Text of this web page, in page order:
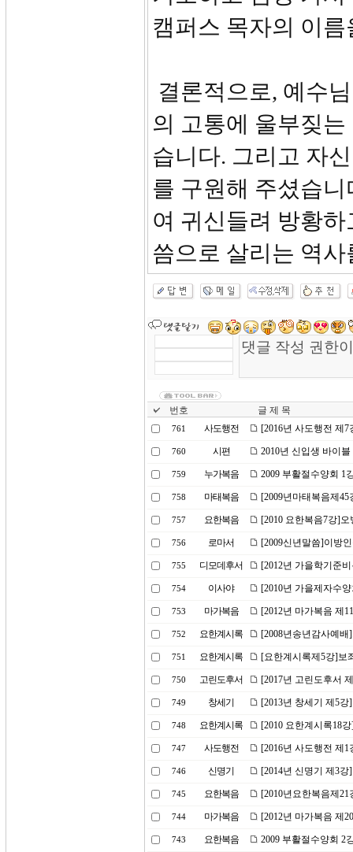
캠퍼스 목자의 이
결론적으로, 예수
의 고통에 울부짖
습니다. 그리고 자
를 구원해 주셨습
여 귀신들려 방황
씀으로 살리는 역
번호 글 제 목
761 사도행전 [2016년 사도행전 제
760 시편 2010년 신입생 바이
759 누가복음 2009 부활절수양회 1
758 마태복음 [2009년마태복음제
757 요한복음 [2010 요한복음7강]
756 로마서 [2009신년말씀]이방
755 디모데후서 [2012년 가을학기준
754 이사야 [2010년 가을제자수
753 마가복음 [2012년 마가복음 제
752 요한계시록 [2008년송년감사예
751 요한계시록 [요한계시록제5강]보
750 고린도후서 [2017년 고린도후서
749 창세기 [2013년 창세기 제5
748 요한계시록 [2010 요한계시록18
747 사도행전 [2016년 사도행전 제
746 신명기 [2014년 신명기 제3
745 요한복음 [2010년요한복음제
744 마가복음 [2012년 마가복음 제
743 요한복음 2009 부활절수양회 2